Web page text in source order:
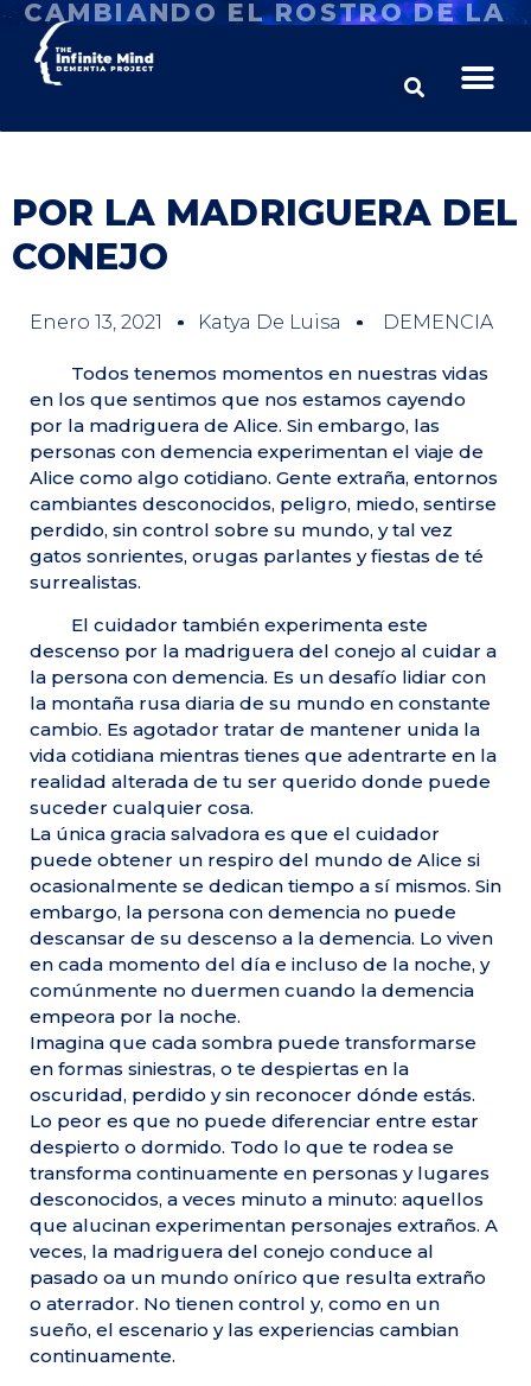
CAMBIANDO EL ROSTRO DE LA
POR LA MADRIGUERA DEL
CONEJO
Enero 13, 2021 Katya De Luisa DEMENCIA
Todos tenemos momentos en nuestras vidas
en los que sentimos que nos estamos cayendo
por la madriguera de Alice. Sin embargo, las
personas con demencia experimentan el viaje de
Alice como algo cotidiano. Gente extraña, entornos
cambiantes desconocidos, peligro, miedo, sentirse
perdido, sin control sobre su mundo, y tal vez
gatos sonrientes, orugas parlantes y fiestas de té
surrealistas.
El cuidador también experimenta este
descenso por la madriguera del conejo al cuidar a
la persona con demencia. Es un desafío lidiar con
la montaña rusa diaria de su mundo en constante
cambio. Es agotador tratar de mantener unida la
vida cotidiana mientras tienes que adentrarte en la
realidad alterada de tu ser querido donde puede
suceder cualquier cosa.
La única gracia salvadora es que el cuidador
puede obtener un respiro del mundo de Alice si
ocasionalmente se dedican tiempo a sí mismos. Sin
embargo, la persona con demencia no puede
descansar de su descenso a la demencia. Lo viven
en cada momento del día e incluso de la noche, y
comúnmente no duermen cuando la demencia
empeora por la noche.
Imagina que cada sombra puede transformarse
en formas siniestras, o te despiertas en la
oscuridad, perdido y sin reconocer dónde estás.
Lo peor es que no puede diferenciar entre estar
despierto o dormido. Todo lo que te rodea se
transforma continuamente en personas y lugares
desconocidos, a veces minuto a minuto: aquellos
que alucinan experimentan personajes extraños. A
veces, la madriguera del conejo conduce al
pasado oa un mundo onírico que resulta extraño
o aterrador. No tienen control y, como en un
sueño, el escenario y las experiencias cambian
continuamente.